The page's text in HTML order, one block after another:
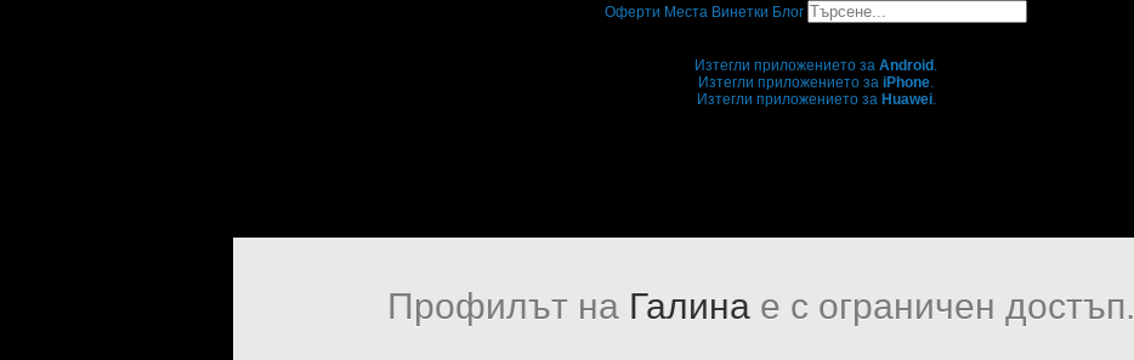
Оферти Места Винетки Блог
Изтегли приложението за Android .
Изтегли приложението за iPhone.
Изтегли приложението за Huawei.
Профилът на Галина е с ограничен достъп.